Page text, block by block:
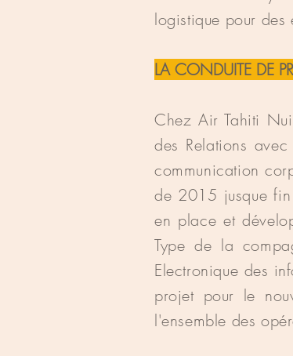
logistique pour des
LA CONDUITE DE
Chez Air Tahiti
des Relations
communication
de 2015 jusque
en place et
Type de la
Electronique des
projet pour le
l'ensemble des